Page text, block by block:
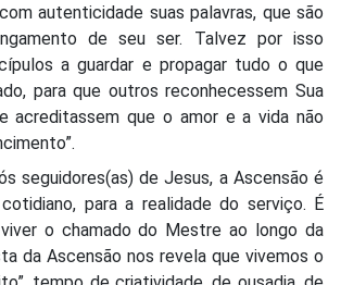
autenticidade suas palavras, que são
de seu ser. Talvez por isso
a guardar e propagar tudo o que
para que outros reconhecessem Sua
acreditassem que o amor e a vida não
seguidores(as) de Jesus, a Ascensão é
para a realidade do serviço. É
o chamado do Mestre ao longo da
da Ascensão nos revela que vivemos o